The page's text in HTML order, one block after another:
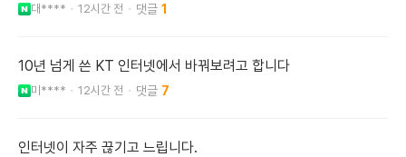
대**** 12시간 전 1
10년 넘게 쓴 KT 인터넷에서 바꿔보려고 합니다
미**** 12시간 전 7
인터넷이 자주 끊기고 느립니다.